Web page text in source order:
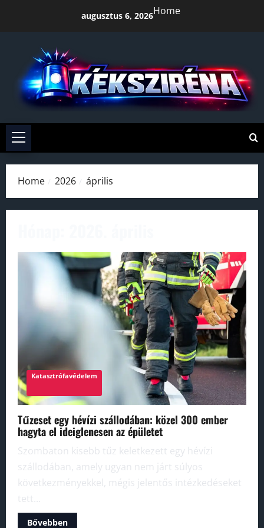
augusztus 6, 2026Home
Primary
Home 2026 április
Katasztrófavédelem
Tűzeset egy hévízi szállodában: közel 300 ember
hagyta el ideiglenesen az épületet
Szombaton kisebb tűz keletkezett egy hévízi
szállodában, amely ugyan nem járt súlyos
következményekkel, mégis jelentős intézkedéseket
tett...
BővebbenRead